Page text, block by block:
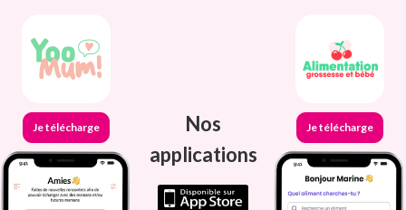
Je télécharge
Nos
applications
Je télécharge